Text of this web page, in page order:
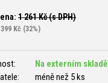
1 261Kč (s DPH)
Kč (32%)
Na externím skladě
méně než 5 ks